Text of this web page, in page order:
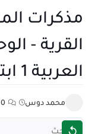
مذكرات
القرية -
العربية 1 ابتدائي
محمد دوس 0